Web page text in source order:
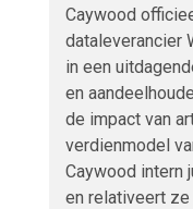
Caywood
dataleverancier
in een
en
de impact van
verdienmodel
Caywood intern
en relativeert ze